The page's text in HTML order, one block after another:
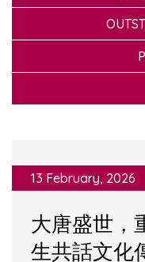
13 February, 2026
大唐盛世，
生共話文化